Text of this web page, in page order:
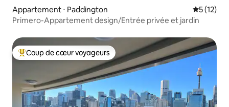
Appartement ⋅ Paddington
5 (12)
Primero-Appartement design/Entrée privée et jardin
Coups de cœur voyageurs les plus appréciés
Coup de cœur voyageurs